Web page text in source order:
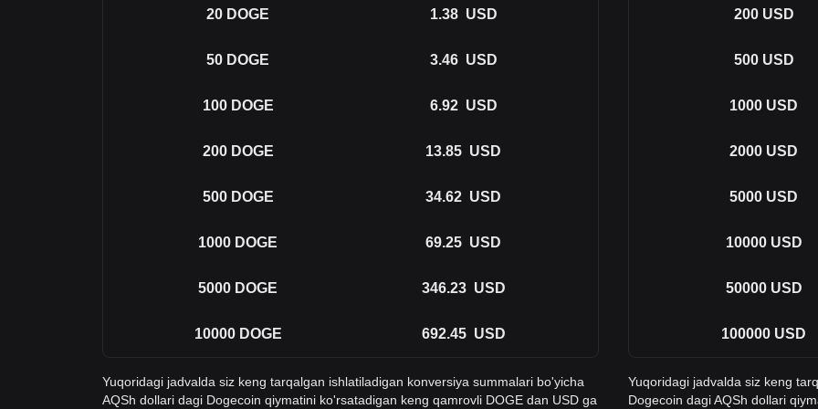
20 DOGE 1.38 USD
50 DOGE 3.46 USD
100 DOGE 6.92 USD
200 DOGE 13.85 USD
500 DOGE 34.62 USD
1000 DOGE 69.25 USD
5000 DOGE 346.23 USD
10000 DOGE 692.45 USD
Yuqoridagi jadvalda siz keng tarqalgan ishlatiladigan konversiya summalari bo'yicha
AQSh dollari dagi Dogecoin qiymatini ko'rsatadigan keng qamrovli DOGE dan USD ga
200 USD
500 USD
1000 USD
2000 USD
5000 USD
10000 USD
50000 USD
100000 USD
Yuqoridagi jadvalda siz keng
Dogecoin dagi AQSh dollari